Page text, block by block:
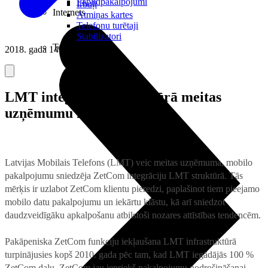
Internets
Irbuļi
Atmiņas kartes
Telefonu turētaji
Stabilizatori
Televizori
2018. gada 14. decembris
LMT integrē savā struktūrā meitas
uzņēmumu ZetCom
Latvijas Mobilais Telefons (LMT) veic meitas uzņēmuma, mobilo
pakalpojumu sniedzēja ZetCom integrāciju LMT struktūrā. Tās
mērķis ir uzlabot ZetCom klientu pieredzi, paplašinot tiem pieejamo
mobilo datu pakalpojumu un iekārtu klāstu, kā arī sniedzot
daudzveidīgāku apkalpošanu atbilstoši nozares attīstības tendencēm.
Pakāpeniska ZetCom funkciju iekļaušana LMT infrastruktūrā
turpinājusies kopš 2010. gada pēc tam, kad LMT iegādājās 100 %